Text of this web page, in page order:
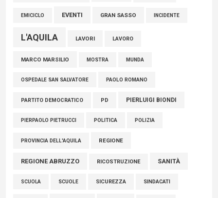
EMICICLO EVENTI GRAN SASSO INCIDENTE
L'AQUILA LAVORI LAVORO
MARCO MARSILIO MOSTRA MUNDA
OSPEDALE SAN SALVATORE PAOLO ROMANO
PARTITO DEMOCRATICO PD PIERLUIGI BIONDI
PIERPAOLO PIETRUCCI POLITICA POLIZIA
PROVINCIA DELL'AQUILA REGIONE
REGIONE ABRUZZO RICOSTRUZIONE SANITÀ
SCUOLA SCUOLE SICUREZZA SINDACATI